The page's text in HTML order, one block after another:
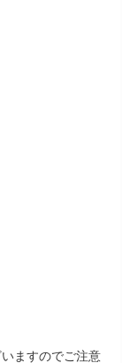
ますのでご注意